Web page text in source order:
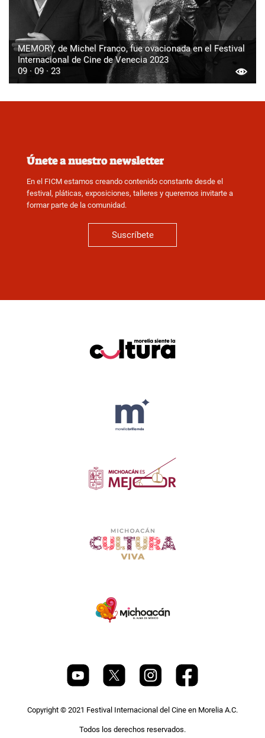
MEMORY, de Michel Franco, fue ovacionada en el Festival
Internacional de Cine de Venecia 2023
09 · 09 · 23
Únete a nuestro newsletter
En el FICM estamos creando contenido constante desde el
festival, pláticas, exposiciones, talleres y queremos invitarte a
formar parte de la comunidad.
Suscríbete
Copyright © 2021 Festival Internacional del Cine en Morelia A.C.
Todos los derechos reservados.